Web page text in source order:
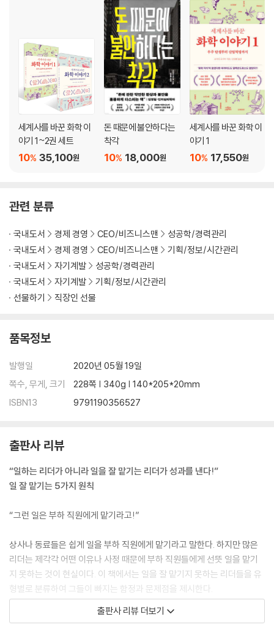
[2단계] 어떤 직원에게 맡겨야 할까?
[3단계] 직원에 대한 기대와 사실을 구별할 줄 아는가?
[4단계] 객관적 상황과 개인의 노력을 구분하는 비결
[5단계] 업무가 끝나면 어떻게 피드백을 할까?
뛰어난 리더들이 남몰래 하는 행동
제5장 나서야 할 때와 맡겨야 할 때를 정확히 아는 방법
상사는 망각의 동물, 부하 직원은 절대 잊어버리지 않는 동물
능력보다 중요한 건 일관성
감이나 경험만을 고집하다가는 큰일남
정확한 계기판이 있어야 인정받는다
맺음말 _일을 맡기지 않는 리더에게 리더십은 없다
세계사를 바꾼 화학 이
야기 1~2권 세트
35,100원
10%
돈 때문에 불안하다는
착각
18,000원
10%
세계사를 바꾼 화학 이
야기 1
17,550원
10%
관련 분류
국내도서 경제 경영 CEO/비즈니스맨
성공학/경력관리
국내도서
경제 경영 CEO/비즈니스맨
기획/정보/시간관리
국내도서
자기계발
성공학/경력관리
국내도서
자기계발
기획/정보/시간관리
선물하기
직장인 선물
품목정보
발행일
2020년 05월 19일
쪽수, 무게, 크기
228쪽 | 340g | 140*205*20mm
ISBN13
9791190356527
출판사 리뷰
“일하는 리더가 아니라 일을 잘 맡기는 리더가 성과를 낸다!”
일 잘 맡기는 5가지 원칙
“그런 일은 부하 직원에게 맡기라고!”
상사나 동료들은 쉽게 일을 부하 직원에게 맡기라고 말한다. 하지만 많은
리더는 제각각 어떤 이유나 사정 때문에 부하 직원들에게 선뜻 일을 맡기
지 못하는 것이 현실이다. 이 책에서는 일을 잘 맡기지 못하는 리더들을 유
형별로 분류하여 그들이 빠지는 함정과 문제점을 제시한다.
가장 먼저 언급하는 유형은 자신이 맡은 실무에만 집중하는 ‘플레이어형’
출판사 리뷰 더보기